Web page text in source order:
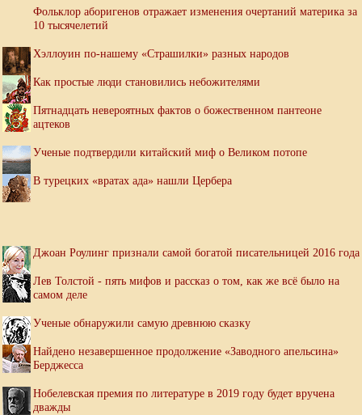
Фольклор аборигенов отражает изменения очертаний материка за
10 тысячелетий
Хэллоуин по-нашему «Страшилки» разных народов
Как простые люди становились небожителями
Пятнадцать невероятных фактов о божественном пантеоне
ацтеков
Ученые подтвердили китайский миф о Великом потопе
В турецких «вратах ада» нашли Цербера
Джоан Роулинг признали самой богатой писательницей 2016 года
Лев Толстой - пять мифов и рассказ о том, как же всё было на
самом деле
Ученые обнаружили самую древнюю сказку
Найдено незавершенное продолжение «Заводного апельсина»
Берджесса
Нобелевская премия по литературе в 2019 году будет вручена
дважды